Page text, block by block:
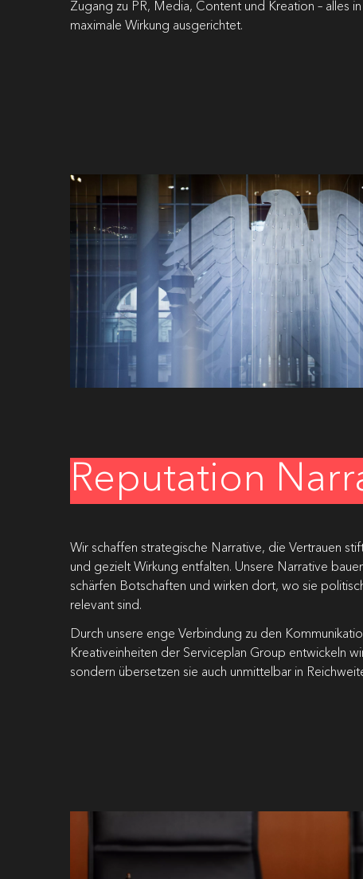
Zugang zu PR, Media, Content und Kreation – alles
maximale Wirkung ausgerichtet.
Reputation
Wir schaffen strategische Narrative, die Vertrauen
und gezielt Wirkung entfalten. Unsere Narrative
schärfen Botschaften und wirken dort, wo sie
relevant sind.
Durch unsere enge Verbindung zu den
Kreativeinheiten der Serviceplan Group entwickeln
sondern übersetzen sie auch unmittelbar in